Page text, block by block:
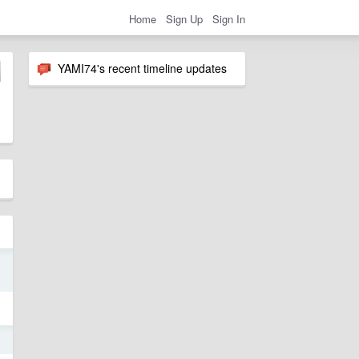
Home Sign Up Sign In
YAMI74's recent timeline updates